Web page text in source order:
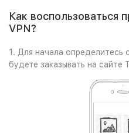
Как воспользоваться
VPN?
1. Для начала определитесь
будете заказывать на сайте